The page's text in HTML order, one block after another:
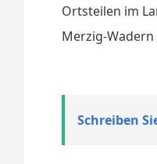
Ortsteilen im
Merzig-Wadern
Schreiben